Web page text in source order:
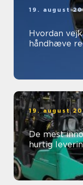
19. august
Hvordan
håndhæve
19. august
De mest
hurtig